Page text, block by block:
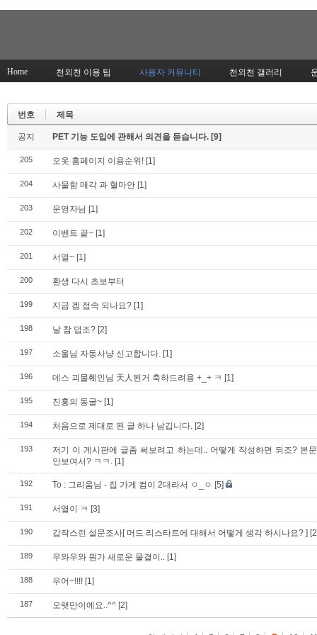
Home 천외천 이용 팁 사용자 커뮤니티 천외천 갤러리
번호 제목
공지 PET 기능 도입에 관해서 의견을 듣습니다. [9]
205 오옷 홈페이지 이용순위! [1]
204 사물함 매각 과 혈마안 [1]
203 운영자님 [1]
202 이벤트 끝~ [1]
201 서열~ [1]
200 환생 다시 초보부터
199 지금 겜 접속 되나요? [1]
198 날 참 덥조? [2]
197 소울님 자동사냥 신고합니다. [1]
196 데스 괴물훼인님 天人된거 축하드려용 +_+ ㅋ [1]
195 진홍의 동굴~ [1]
194 처음으로 제대로 된 글 하나 남깁니다. [2]
193
저기 이 게시판에 글좀 써보려고 하는데.. 어떻게 작성하면 되조? 본
안보여서? ㅋㅋ. [1]
192 To : 그리움님 - 집 가게 컴이 2대라서 ㅇ_ㅇ [5]
191 서열이 ㅋ [3]
190 갑작스런 설문조사[ 머드 리스타트에 대해서 어떻게 생각 하시나요? ]
189 우와우와 뭔가 새로운 물결이.. [1]
188 우어~!!!! [1]
187 오랫만이에요..^^ [2]